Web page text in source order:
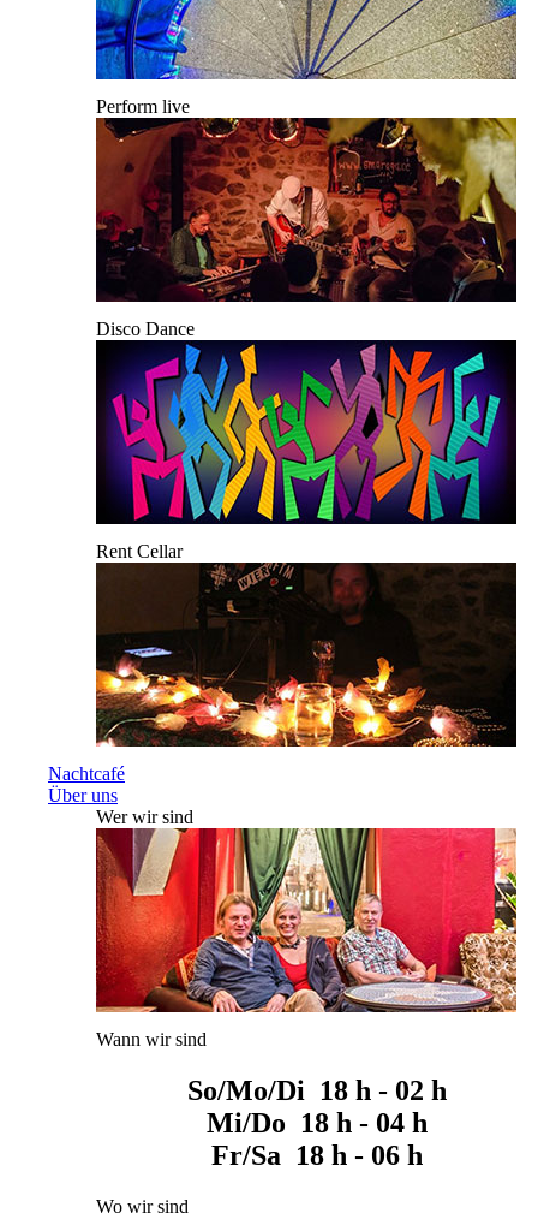
Perform live
Disco Dance
Rent Cellar
Nachtcafé
Über uns
Wer wir sind
Wann wir sind
So/Mo/Di 18 h - 02 h
Mi/Do 18 h - 04 h
Fr/Sa 18 h - 06 h
Wo wir sind